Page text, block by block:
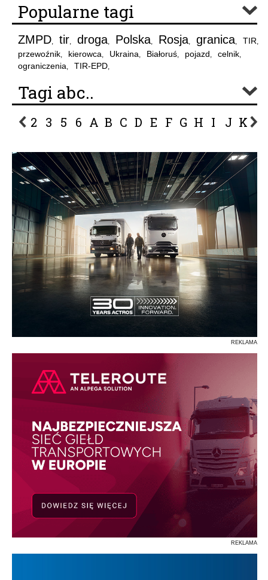
Popularne tagi
ZMPD, tir, droga, Polska, Rosja, granica, TIR,
przewoźnik, kierowca, Ukraina, Białoruś, pojazd, celnik,
ograniczenia, TIR-EPD,
Tagi abc..
2 3 5 6 A B C D E F G H I J K L
REKLAMA
REKLAMA